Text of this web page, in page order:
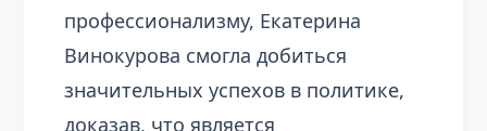
профессионализму, Екатерина
Винокурова смогла добиться
значительных успехов в политике,
доказав, что является